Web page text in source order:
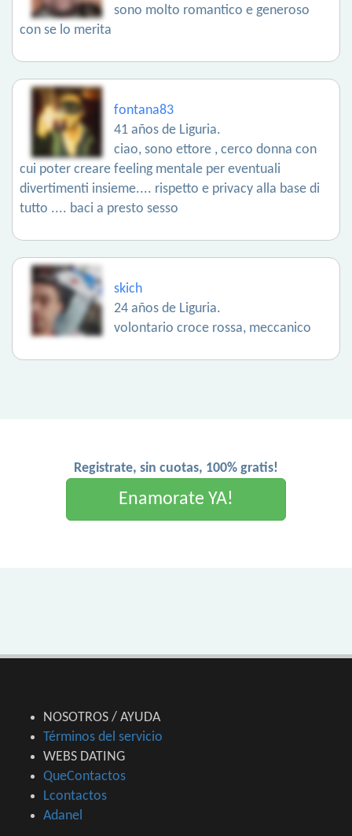
sono molto romantico e generoso
con se lo merita
fontana83
41 años de Liguria.
ciao, sono ettore , cerco donna con
cui poter creare feeling mentale per eventuali
divertimenti insieme.... rispetto e privacy alla base di
tutto .... baci a presto sesso
skich
24 años de Liguria.
volontario croce rossa, meccanico
Registrate, sin cuotas, 100% gratis!
Enamorate YA!
NOSOTROS / AYUDA
Términos del servicio
WEBS DATING
QueContactos
Lcontactos
Adanel